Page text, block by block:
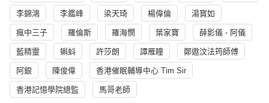
李錦鴻 李鑑峰 梁天琦 楊偉倫 湯寳如
瘋中三子 羅倫斯 羅海憫 葉家寶 薛影儀 - 阿儀
藍精靈 蝌蚪 許莎朗 譚雁瞳 鄭遨汶法筠師傅
阿銀 陳俊偉 香港催眠輔導中心 Tim Sir
香港記憶學院總監 馬哥老師